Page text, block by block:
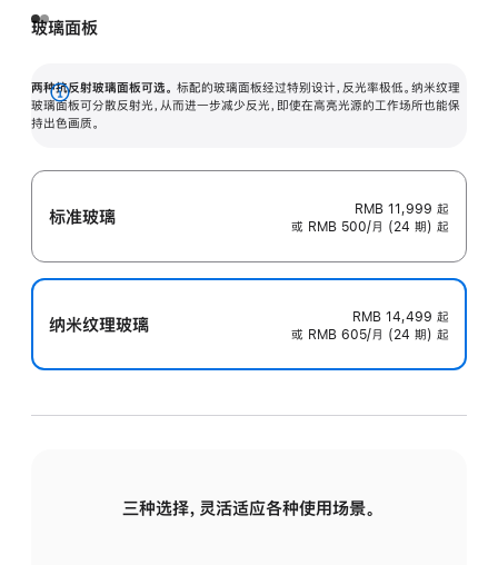
玻璃面板
两种抗反射玻璃面板可选。 标配的玻璃面板经过特别设计，反光率极低。纳米纹理
玻璃面板可分散反射光，从而进一步减少反光，即使在高亮光源的工作场所也能保
持出色画质。
展
开
标准玻璃 RMB 11,999 起
或 RMB 500/月 (24 期) 起
纳米纹理玻璃 RMB 14,499 起
或 RMB 605/月 (24 期) 起
三种选择，灵活适应各种使用场景。